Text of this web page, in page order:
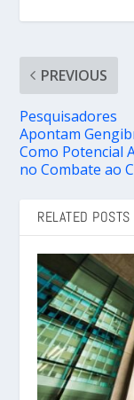
PREVIOUS
Pesquisadores
Apontam
Como Potencial
no Combate ao
RELATED POSTS